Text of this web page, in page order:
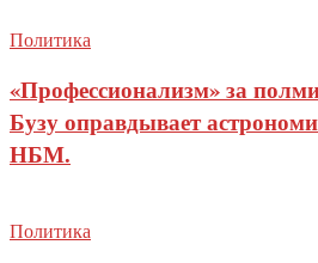
Политика
«Профессионализм» за
Бузу оправдывает
НБМ.
Политика